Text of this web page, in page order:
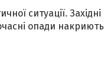
ситуації. Західні
опади накриють